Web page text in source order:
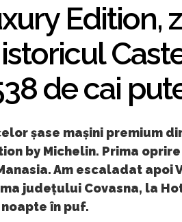
Edition,
de cai
șase mașini premium
by Michelin. Prima oprire
Am escaladat apoi
județului Covasna, la
în puf.